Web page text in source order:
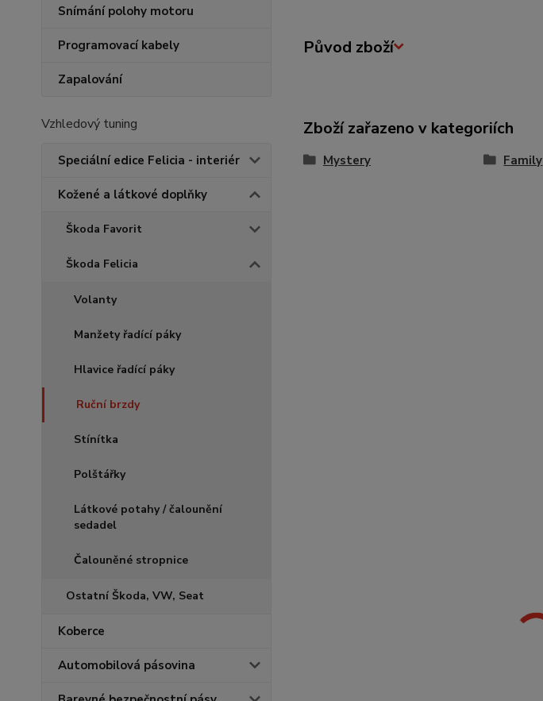
Snímání polohy motoru
Programovací kabely
Zapalování
Vzhledový tuning
Speciální edice Felicia - interiér
Kožené a látkové doplňky
Škoda Favorit
Škoda Felicia
Volanty
Manžety řadící páky
Hlavice řadící páky
Ruční brzdy
Stínítka
Polštářky
Látkové potahy / čalounění
sedadel
Čalouněné stropnice
Ostatní Škoda, VW, Seat
Koberce
Automobilová pásovina
Původ zboží
Zboží zařazeno v kategoriích
Mystery Family